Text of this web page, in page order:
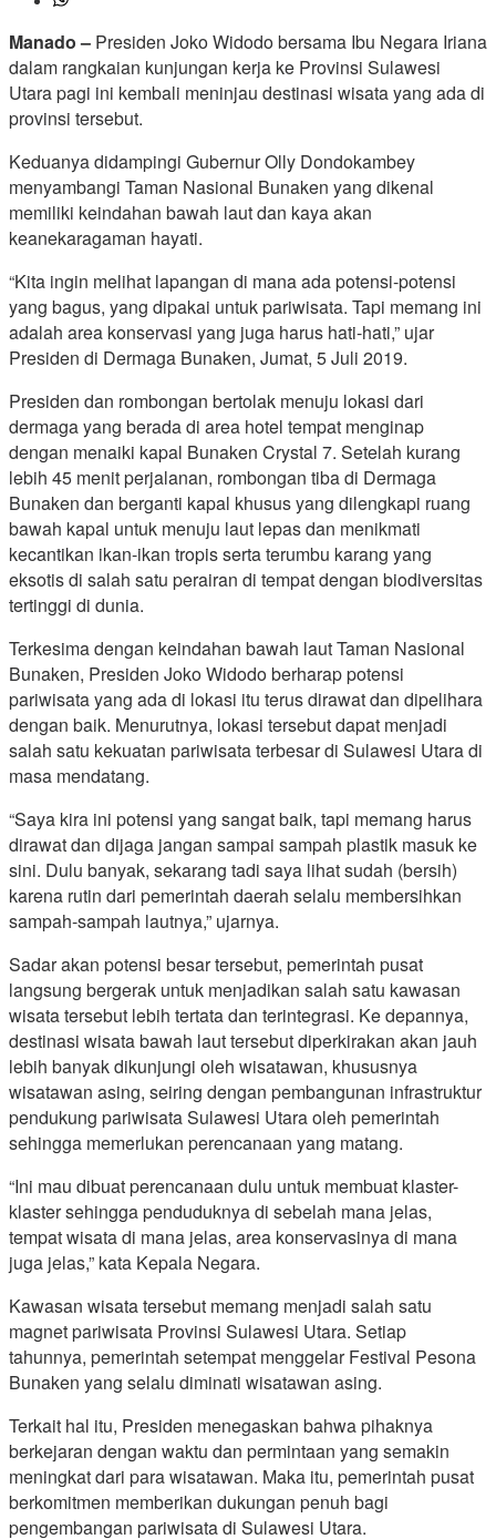
Manado – Presiden Joko Widodo bersama Ibu Negara Iriana
dalam rangkaian kunjungan kerja ke Provinsi Sulawesi
Utara pagi ini kembali meninjau destinasi wisata yang ada di
provinsi tersebut.
Keduanya didampingi Gubernur Olly Dondokambey
menyambangi Taman Nasional Bunaken yang dikenal
memiliki keindahan bawah laut dan kaya akan
keanekaragaman hayati.
“Kita ingin melihat lapangan di mana ada potensi-potensi
yang bagus, yang dipakai untuk pariwisata. Tapi memang ini
adalah area konservasi yang juga harus hati-hati,” ujar
Presiden di Dermaga Bunaken, Jumat, 5 Juli 2019.
Presiden dan rombongan bertolak menuju lokasi dari
dermaga yang berada di area hotel tempat menginap
dengan menaiki kapal Bunaken Crystal 7. Setelah kurang
lebih 45 menit perjalanan, rombongan tiba di Dermaga
Bunaken dan berganti kapal khusus yang dilengkapi ruang
bawah kapal untuk menuju laut lepas dan menikmati
kecantikan ikan-ikan tropis serta terumbu karang yang
eksotis di salah satu perairan di tempat dengan biodiversitas
tertinggi di dunia.
Terkesima dengan keindahan bawah laut Taman Nasional
Bunaken, Presiden Joko Widodo berharap potensi
pariwisata yang ada di lokasi itu terus dirawat dan dipelihara
dengan baik. Menurutnya, lokasi tersebut dapat menjadi
salah satu kekuatan pariwisata terbesar di Sulawesi Utara di
masa mendatang.
“Saya kira ini potensi yang sangat baik, tapi memang harus
dirawat dan dijaga jangan sampai sampah plastik masuk ke
sini. Dulu banyak, sekarang tadi saya lihat sudah (bersih)
karena rutin dari pemerintah daerah selalu membersihkan
sampah-sampah lautnya,” ujarnya.
Sadar akan potensi besar tersebut, pemerintah pusat
langsung bergerak untuk menjadikan salah satu kawasan
wisata tersebut lebih tertata dan terintegrasi. Ke depannya,
destinasi wisata bawah laut tersebut diperkirakan akan jauh
lebih banyak dikunjungi oleh wisatawan, khususnya
wisatawan asing, seiring dengan pembangunan infrastruktur
pendukung pariwisata Sulawesi Utara oleh pemerintah
sehingga memerlukan perencanaan yang matang.
“Ini mau dibuat perencanaan dulu untuk membuat klaster-
klaster sehingga penduduknya di sebelah mana jelas,
tempat wisata di mana jelas, area konservasinya di mana
juga jelas,” kata Kepala Negara.
Kawasan wisata tersebut memang menjadi salah satu
magnet pariwisata Provinsi Sulawesi Utara. Setiap
tahunnya, pemerintah setempat menggelar Festival Pesona
Bunaken yang selalu diminati wisatawan asing.
Terkait hal itu, Presiden menegaskan bahwa pihaknya
berkejaran dengan waktu dan permintaan yang semakin
meningkat dari para wisatawan. Maka itu, pemerintah pusat
berkomitmen memberikan dukungan penuh bagi
pengembangan pariwisata di Sulawesi Utara.